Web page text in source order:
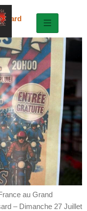
au Grand
– Dimanche 27 Juillet